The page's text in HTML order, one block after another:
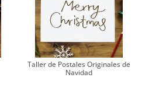
Taller de Postales Originales de
Navidad